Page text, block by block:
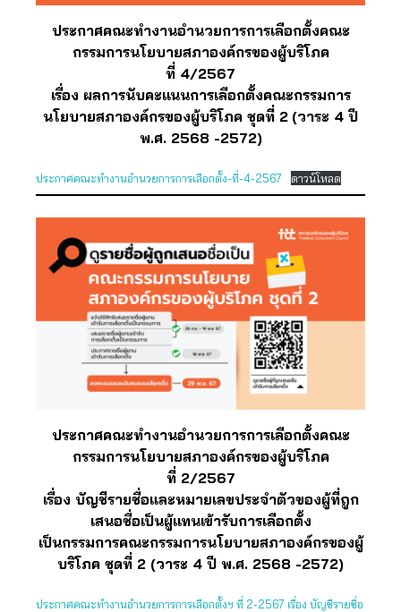
ประกาศคณะทำงานอำนวยการการเลือกตั้งคณะ
กรรมการนโยบายสภาองค์กรของผู้บริโภค
ที่ 4/2567
เรื่อง ผลการนับคะแนนการเลือกตั้งคณะกรรมการ
นโยบายสภาองค์กรของผู้บริโภค ชุดที่ 2 (วาระ 4 ปี
พ.ศ. 2568 -2572)
ประกาศคณะทำงานอำนวยการการเลือกตั้ง-ที่-4-2567 ดาวน์โหลด
ประกาศคณะทำงานอำนวยการการเลือกตั้งคณะ
กรรมการนโยบายสภาองค์กรของผู้บริโภค
ที่ 2/2567
เรื่อง บัญชีรายชื่อและหมายเลขประจำตัวของผู้ที่ถูก
เสนอชื่อเป็นผู้แทนเข้ารับการเลือกตั้ง
เป็นกรรมการคณะกรรมการนโยบายสภาองค์กรของผู้
บริโภค ชุดที่ 2 (วาระ 4 ปี พ.ศ. 2568 -2572)
ประกาศคณะทำงานอำนวยการการเลือกตั้งฯ ที่ 2-2567 เรื่อง บัญชีรายชื่อ